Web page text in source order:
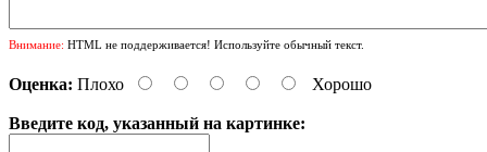
Внимание: HTML не поддерживается! Используйте обычный текст.
Оценка: Плохо Хорошо
Введите код, указанный на картинке: